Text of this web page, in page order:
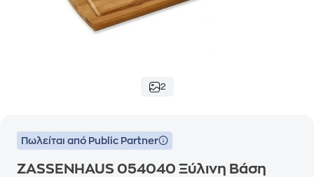
2
Πωλείται από Public Partner
ZASSENHAUS 054040 Ξύλινη Βάση